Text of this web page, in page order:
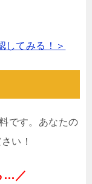
してみる！＞
です。あなたの
い！
…／